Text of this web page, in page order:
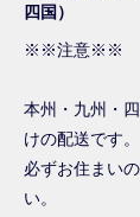
四国）
※※注意※※
本州・九州・
けの配送です。
必ずお住まい
い。